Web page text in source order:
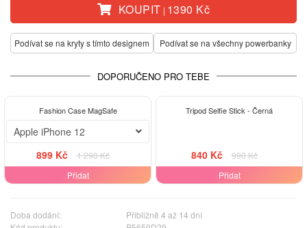
KOUPIT | 1390 Kč
Podívat se na kryty s tímto designem Podívat se na všechny powerbanky
DOPORUČENO PRO TEBE
Fashion Case MagSafe
Apple iPhone 12
899 Kč
1 290 Kč
Přidat
Tripod Selfie Stick - Černá
840 Kč
990 Kč
Přidat
Doba dodání:
Přibližně 4 až 14 dní